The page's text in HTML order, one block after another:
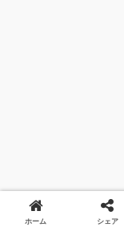
ホーム シェア